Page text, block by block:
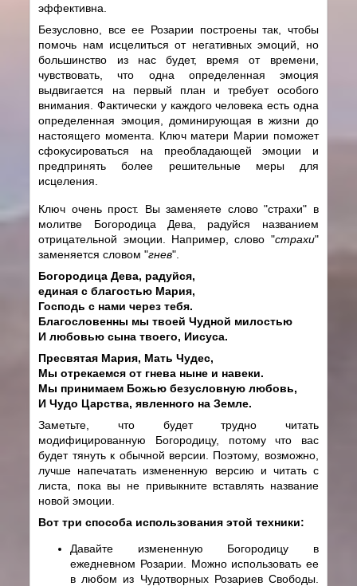
эффективна.
Безусловно, все ее Розарии построены так, чтобы
помочь нам исцелиться от негативных эмоций, но
большинство из нас будет, время от времени,
чувствовать, что одна определенная эмоция
выдвигается на первый план и требует особого
внимания. Фактически у каждого человека есть одна
определенная эмоция, доминирующая в жизни до
настоящего момента. Ключ матери Марии поможет
сфокусироваться на преобладающей эмоции и
предпринять более решительные меры для
исцеления.
Ключ очень прост. Вы заменяете слово "страхи" в
молитве Богородица Дева, радуйся названием
отрицательной эмоции. Например, слово "страхи"
заменяется словом "гнев".
Богородица Дева, радуйся,
единая с благостью Мария,
Господь с нами через тебя.
Благословенны мы твоей Чудной милостью
И любовью сына твоего, Иисуса.
Пресвятая Мария, Мать Чудес,
Мы отрекаемся от гнева ныне и навеки.
Мы принимаем Божью безусловную любовь,
И Чудо Царства, явленного на Земле.
Заметьте, что будет трудно читать
модифицированную Богородицу, потому что вас
будет тянуть к обычной версии. Поэтому, возможно,
лучше напечатать измененную версию и читать с
листа, пока вы не привыкните вставлять название
новой эмоции.
Вот три способа использования этой техники:
Давайте измененную Богородицу в
ежедневном Розарии. Можно использовать ее
в любом из Чудотворных Розариев Свободы.